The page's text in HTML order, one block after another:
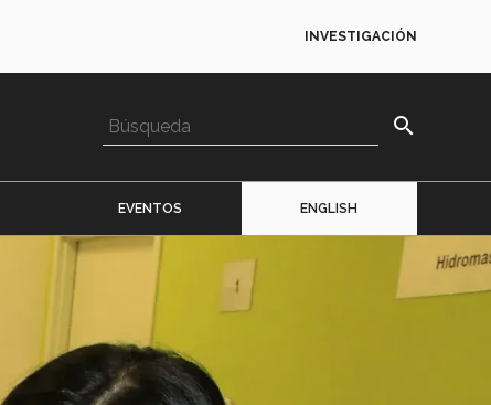
INVESTIGACIÓN
search
EVENTOS ENGLISH